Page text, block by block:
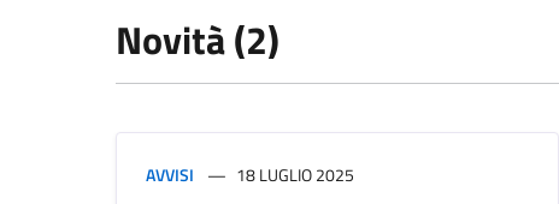
Novità (2)
AVVISI 18 LUGLIO 2025